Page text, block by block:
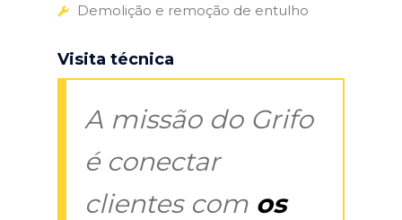
Demolição e remoção de entulho
Visita técnica
A missão do Grifo
é conectar
clientes com os